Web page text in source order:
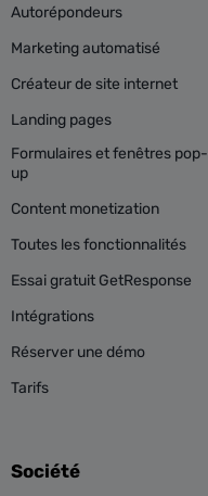
Autorépondeurs
Marketing automatisé
Créateur de site internet
Landing pages
Formulaires et fenêtres pop-
up
Content monetization
Toutes les fonctionnalités
Essai gratuit GetResponse
Intégrations
Réserver une démo
Tarifs
Société